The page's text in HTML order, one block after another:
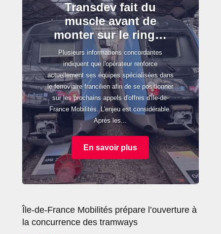
Transdev fait du
muscle avant de
monter sur le ring…
Plusieurs informations concordantes
indiquent que l'opérateur renforce
actuellement ses équipes spécialisées dans
le ferroviaire francilien afin de se positionner
sur les prochains appels d'offres d'Île-de-
France Mobilités. L'enjeu est considérable.
Après les...
En savoir plus
Île-de-France Mobilités prépare l’ouverture à
la concurrence des tramways